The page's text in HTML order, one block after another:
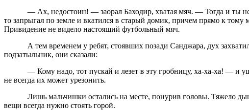
— Ах, недостоин! — заорал Баходир, хватая мяч. — Тогда и ты не
то запрыгал по земле и вкатился в старый домик, причем прямо к тому
Привидение не видело настоящий футбольный мяч.
А тем временем у ребят, стоявших позади Санджара, дух
подзатыльник, они сказали:
— Кому надо, тот пускай и лезет в эту гробницу, ха-ха-ха! — и
не всегда их может урезонить.
Лишь мальчишки остались на месте, понурив головы. Тяжело
вещи всегда нужно стоять горой.